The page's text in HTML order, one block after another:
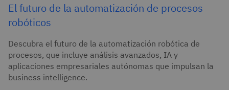
El futuro de la automatización de procesos
robóticos
Descubra el futuro de la automatización robótica de
procesos, que incluye análisis avanzados, IA y
aplicaciones empresariales autónomas que impulsan la
business intelligence.